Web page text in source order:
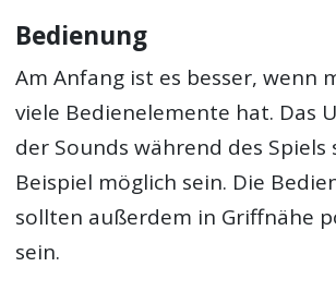
Bedienung
Am Anfang ist es besser, wenn
viele Bedienelemente hat. Das
der Sounds während des Spiels
Beispiel möglich sein. Die
sollten außerdem in Griffnähe
sein.